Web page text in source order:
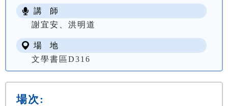
講 師
謝宜安、洪明道
場 地
文學書區D316
場次: